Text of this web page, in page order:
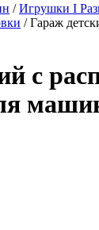
/Игрушки I
/Гараж
с